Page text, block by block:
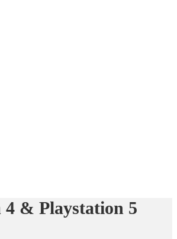
4 & Playstation 5